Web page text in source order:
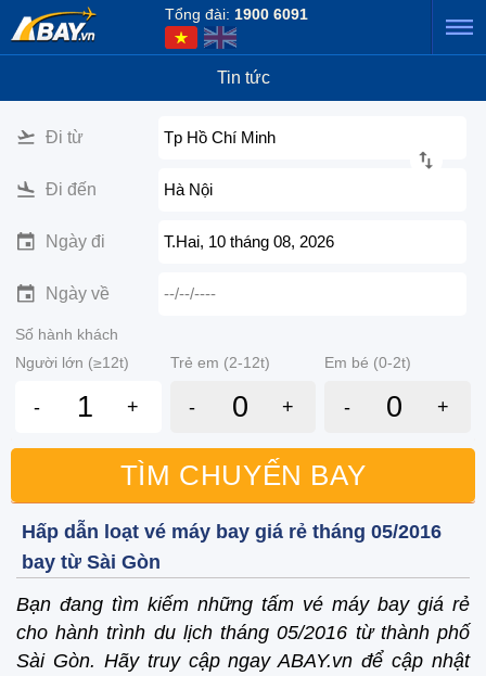
Tổng đài: 1900 6091
Tin tức
Đi từ Tp Hồ Chí Minh
Đi đến Hà Nội
Ngày đi T.Hai, 10 tháng 08, 2026
Ngày về --/--/----
Số hành khách
Người lớn (≥12t)
Trẻ em (2-12t) Em bé (0-2t)
- + - + - +
TÌM CHUYẾN BAY
Hấp dẫn loạt vé máy bay giá rẻ tháng 05/2016
bay từ Sài Gòn
Bạn đang tìm kiếm những tấm vé máy bay giá rẻ
cho hành trình du lịch tháng 05/2016 từ thành phố
Sài Gòn. Hãy truy cập ngay ABAY.vn để cập nhật